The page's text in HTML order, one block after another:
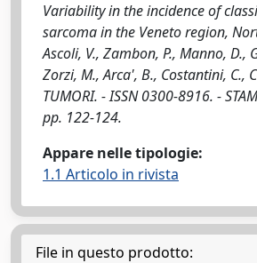
Variability in the incidence of
sarcoma in the Veneto region,
Ascoli, V., Zambon, P., Manno, D.,
Zorzi, M., Arca', B., Costantini, C.,
TUMORI. - ISSN 0300-8916. -
pp. 122-124.
Appare nelle tipologie:
1.1 Articolo in rivista
File in questo prodotto: